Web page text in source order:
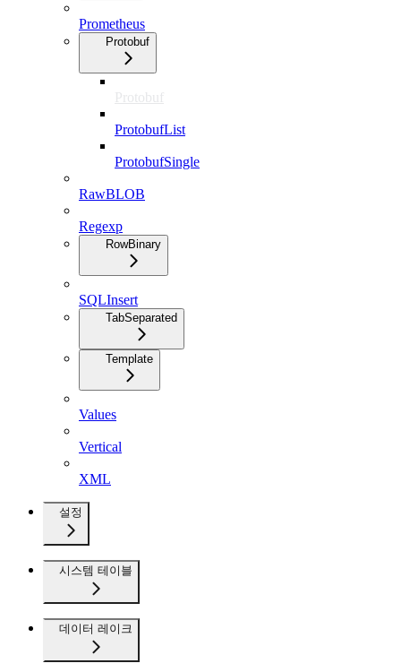
Prometheus
Protobuf
Protobuf
ProtobufList
ProtobufSingle
RawBLOB
Regexp
RowBinary
SQLInsert
TabSeparated
Template
Values
Vertical
XML
설정
시스템 테이블
데이터 레이크